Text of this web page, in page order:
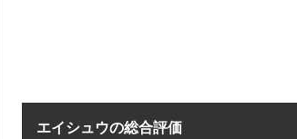
エイシュウの総合評価